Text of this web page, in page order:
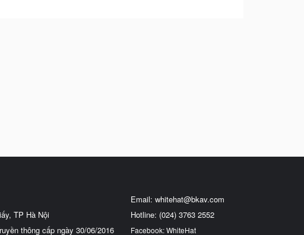
TP Hà Nội
thông cấp ngày 30/06/2016
Email: whitehat@bkav.com
Hotline: (024) 3763 2552
Facebook: WhiteHat